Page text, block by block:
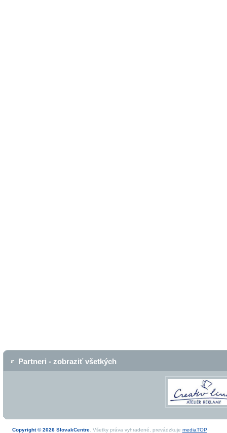
Partneri - zobraziť všetkých
Copyright © 2026 SlovakCentre. Všetky práva vyhradené, prevádzkuje mediaTOP